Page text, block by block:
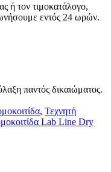
ή τον τιμοκατάλογο,
εντός 24 ωρών.
παντός δικαιώματος.
, Τεχνητή
Lab Line Dry